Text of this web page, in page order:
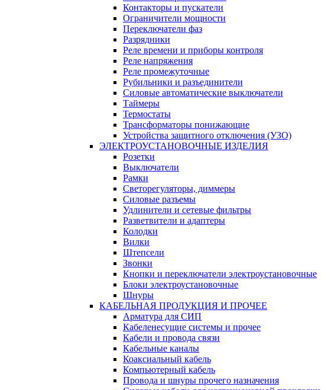
Контакторы и пускатели
Ограничители мощности
Переключатели фаз
Разрядники
Реле времени и приборы контроля
Реле напряжения
Реле промежуточные
Рубильники и разъединители
Силовые автоматические выключатели
Таймеры
Термостаты
Трансформаторы понижающие
Устройства защитного отключения (УЗО)
ЭЛЕКТРОУСТАНОВОЧНЫЕ ИЗДЕЛИЯ
Розетки
Выключатели
Рамки
Светорегуляторы, диммеры
Силовые разъемы
Удлинители и сетевые фильтры
Разветвители и адаптеры
Колодки
Вилки
Штепсели
Звонки
Кнопки и переключатели электроустановочные
Блоки электроустановочные
Шнуры
КАБЕЛЬНАЯ ПРОДУКЦИЯ И ПРОЧЕЕ
Арматура для СИП
Кабеленесущие системы и прочее
Кабели и провода связи
Кабельные каналы
Коаксиальный кабель
Компьютерный кабель
Провода и шнуры прочего назначения